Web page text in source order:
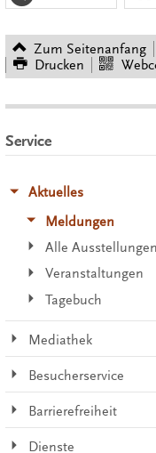
Zum Seitenanfang
Drucken
Service
Aktuelles
Meldungen
Alle Ausstellungen
Veranstaltungen
Tagebuch
Mediathek
Besucherservice
Barrierefreiheit
Dienste